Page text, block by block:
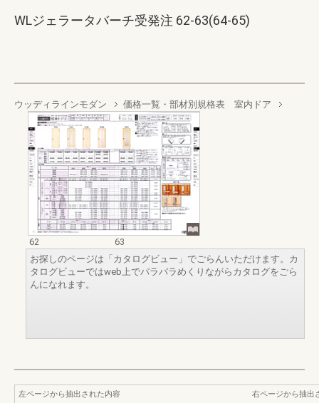
WLジェラータバーチ受発注 62-63(64-65)
ウッディラインモダン 価格一覧・部材別規格表 室内ドア
62
63
お探しのページは「カタログビュー」でごらんいただけます。カ
タログビューではweb上でパラパラめくりながらカタログをごら
んになれます。
左ページから抽出された内容
右ページから抽出